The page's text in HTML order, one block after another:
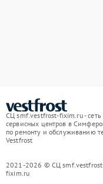
СЦ smf.vestfrost-fixim.ru - сеть
сервисных центров в
по ремонту и обслуживанию
Vestfrost
2021-2026 © СЦ
fixim.ru